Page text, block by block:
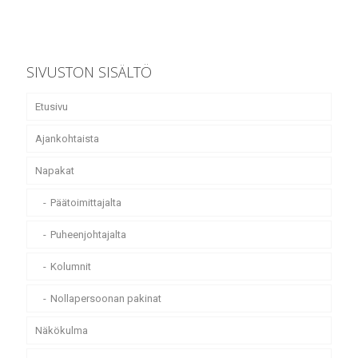
SIVUSTON SISÄLTÖ
Etusivu
Ajankohtaista
Napakat
Päätoimittajalta
Puheenjohtajalta
Kolumnit
Nollapersoonan pakinat
Näkökulma